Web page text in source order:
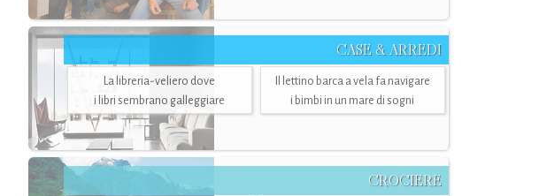
CASE & ARREDI
La libreria-veliero dove
i libri sembrano galleggiare
Il lettino barca a vela fa navigare
i bimbi in un mare di sogni
CROCIERE